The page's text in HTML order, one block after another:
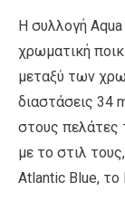
Η συλλογή Aqua
χρωματική
μεταξύ των
διαστάσεις 34
στους πελάτες
με το στιλ
Atlantic Blue, το